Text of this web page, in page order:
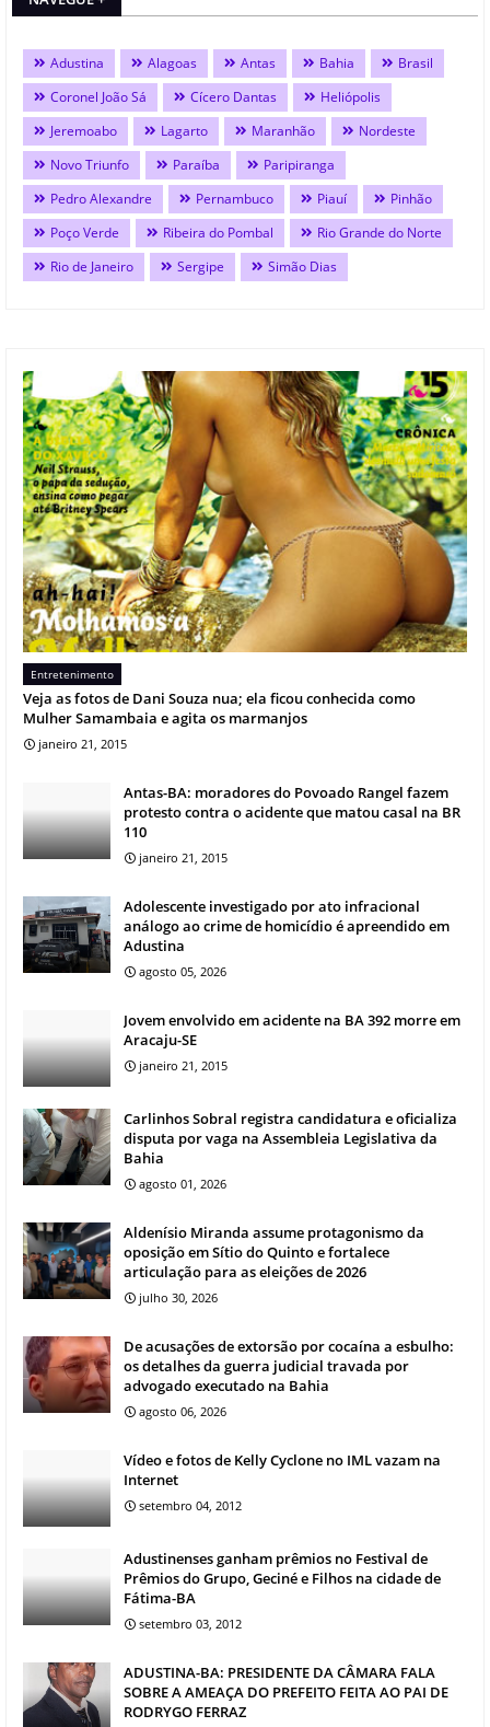
Adustina Alagoas Antas Bahia
Brasil
Coronel João Sá
Cícero Dantas
Heliópolis
Jeremoabo
Lagarto Maranhão
Nordeste
Novo Triunfo
Paraíba
Paripiranga
Pedro Alexandre
Pernambuco Piauí
Pinhão
Poço Verde
Ribeira do Pombal
Rio Grande do Norte
Rio de Janeiro
Sergipe Simão Dias
Entretenimento
Veja as fotos de Dani Souza nua; ela ficou conhecida como
Mulher Samambaia e agita os marmanjos
janeiro 21, 2015
Antas-BA: moradores do Povoado Rangel fazem
protesto contra o acidente que matou casal na BR
110
janeiro 21, 2015
Adolescente investigado por ato infracional
análogo ao crime de homicídio é apreendido em
Adustina
agosto 05, 2026
Jovem envolvido em acidente na BA 392 morre em
Aracaju-SE
janeiro 21, 2015
Carlinhos Sobral registra candidatura e oficializa
disputa por vaga na Assembleia Legislativa da
Bahia
agosto 01, 2026
Aldenísio Miranda assume protagonismo da
oposição em Sítio do Quinto e fortalece
articulação para as eleições de 2026
julho 30, 2026
De acusações de extorsão por cocaína a esbulho:
os detalhes da guerra judicial travada por
advogado executado na Bahia
agosto 06, 2026
Vídeo e fotos de Kelly Cyclone no IML vazam na
Internet
setembro 04, 2012
Adustinenses ganham prêmios no Festival de
Prêmios do Grupo, Geciné e Filhos na cidade de
Fátima-BA
setembro 03, 2012
ADUSTINA-BA: PRESIDENTE DA CÂMARA FALA
SOBRE A AMEAÇA DO PREFEITO FEITA AO PAI DE
RODRYGO FERRAZ